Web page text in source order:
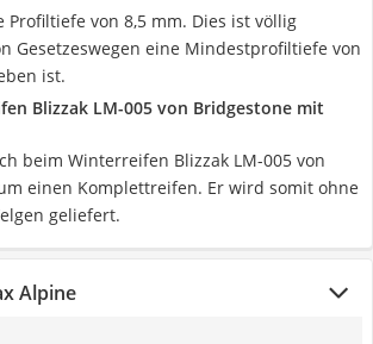
Profiltiefe von 8,5 mm. Dies ist völlig
Gesetzeswegen eine Mindestprofiltiefe von
ist.
Blizzak LM-005 von Bridgestone mit
beim Winterreifen Blizzak LM-005 von
einen Komplettreifen. Er wird somit ohne
geliefert.
Alpine